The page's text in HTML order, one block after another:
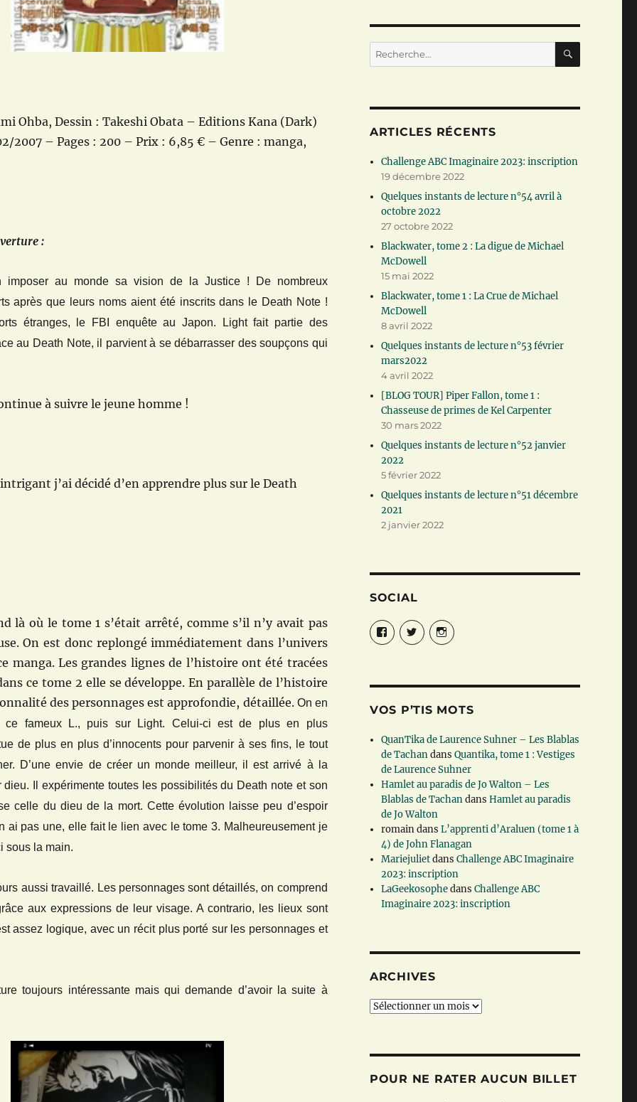
Ohba, Dessin : Takeshi Obata – Editions Kana (Dark)
2007 – Pages : 200 – Prix : 6,85 € – Genre : manga,
:
imposer au monde sa vision de la Justice ! De nombreux
après que leurs noms aient été inscrits dans le Death Note !
étranges, le FBI enquête au Japon. Light fait partie des
au Death Note, il parvient à se débarrasser des soupçons qui
à suivre le jeune homme !
intrigant j’ai décidé d’en apprendre plus sur le Death
là où le tome 1 s’était arrêté, comme s’il n’y avait pas
On est donc replongé immédiatement dans l’univers
manga. Les grandes lignes de l’histoire ont été tracées
ce tome 2 elle se développe. En parallèle de l’histoire
des personnages est approfondie, détaillée. On en
ce fameux L., puis sur Light. Celui-ci est de plus en plus
de plus en plus d’innocents pour parvenir à ses fins, le tout
D’une envie de créer un monde meilleur, il est arrivé à la
dieu. Il expérimente toutes les possibilités du Death note et son
celle du dieu de la mort. Cette évolution laisse peu d’espoir
ai pas une, elle fait le lien avec le tome 3. Malheureusement je
sous la main.
aussi travaillé. Les personnages sont détaillés, on comprend
aux expressions de leur visage. A contrario, les lieux sont
assez logique, avec un récit plus porté sur les personnages et
toujours intéressante mais qui demande d’avoir la suite à
Recherche
pour :
ARTICLES RÉCENTS
Challenge ABC Imaginaire 2023: inscription
19 décembre 2022
Quelques instants de lecture n°54 avril à
octobre 2022
27 octobre 2022
Blackwater, tome 2 : La digue de Michael
McDowell
15 mai 2022
Blackwater, tome 1 : La Crue de Michael
McDowell
8 avril 2022
Quelques instants de lecture n°53 février
mars2022
4 avril 2022
[BLOG TOUR] Piper Fallon, tome 1 :
Chasseuse de primes de Kel Carpenter
30 mars 2022
Quelques instants de lecture n°52 janvier
2022
5 février 2022
Quelques instants de lecture n°51 décembre
2021
2 janvier 2022
SOCIAL
FacebookTwitterInstagram
VOS P’TIS MOTS
QuanTika de Laurence Suhner – Les Blablas
de TachandansQuantika, tome 1 : Vestiges
de Laurence Suhner
Hamlet au paradis de Jo Walton – Les
Blablas de TachandansHamlet au paradis
de Jo Walton
romaindansL’apprenti d’Araluen (tome 1 à
4) de John Flanagan
MariejulietdansChallenge ABC Imaginaire
2023: inscription
LaGeekosophedansChallenge ABC
Imaginaire 2023: inscription
ARCHIVES
Archives
POUR NE RATER AUCUN BILLET